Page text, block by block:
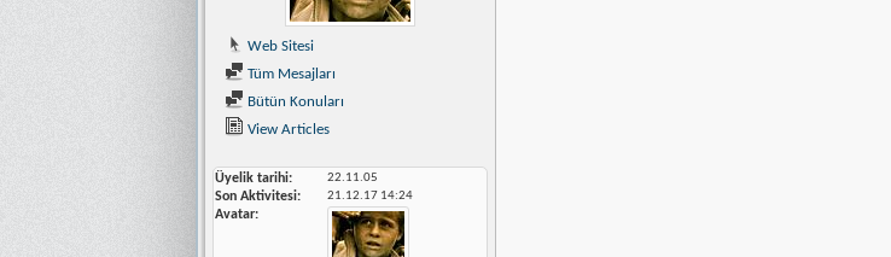
Web Sitesi
Tüm Mesajları
Bütün Konuları
View Articles
Üyelik tarihi 22.11.05
Son Aktivitesi 21.12.17 14:24
Avatar